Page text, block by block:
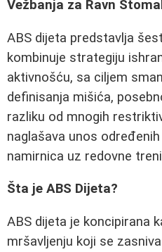
Vežbanja za Ravn
ABS dijeta predstavlja
kombinuje strategiju
aktivnošću, sa ciljem
definisanja mišića,
razliku od mnogih
naglašava unos
namirnica uz redovne
Šta je ABS Dijeta?
ABS dijeta je koncipirana
mršavljenju koji se